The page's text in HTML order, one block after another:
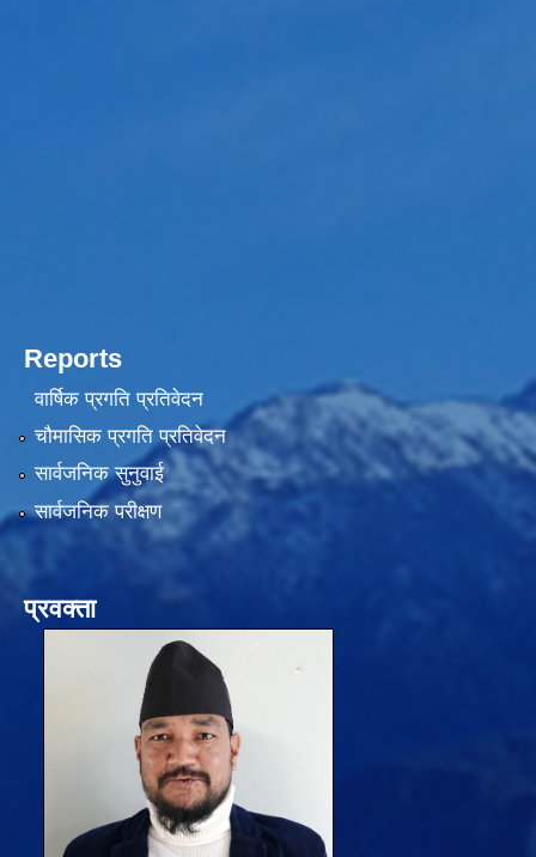
Reports
वार्षिक प्रगति प्रतिवेदन
चौमासिक प्रगति प्रतिवेदन
सार्वजनिक सुनुवाई
सार्वजनिक परीक्षण
प्रवक्ता